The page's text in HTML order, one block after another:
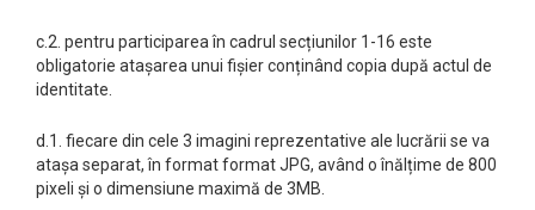
c.2. pentru participarea în cadrul secțiunilor 1-16 este
obligatorie atașarea unui fișier conținând copia după actul de
identitate.
d.1. fiecare din cele 3 imagini reprezentative ale lucrării se va
atașa separat, în format format JPG, având o înălțime de 800
pixeli și o dimensiune maximă de 3MB.